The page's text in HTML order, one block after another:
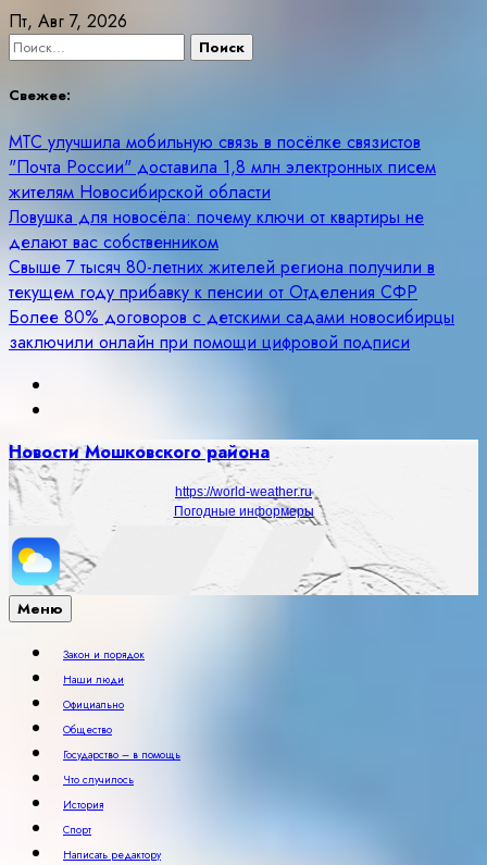
Skip
to
Пт, Авг 7, 2026
Найти:
Свежее:
МТС улучшила мобильную связь в посёлке связистов
"Почта России" доставила 1,8 млн электронных писем
жителям Новосибирской области
Ловушка для новосёла: почему ключи от квартиры не
делают вас собственником
Свыше 7 тысяч 80-летних жителей региона получили в
текущем году прибавку к пенсии от Отделения СФР
Более 80% договоров с детскими садами новосибирцы
заключили онлайн при помощи цифровой подписи
Новости Мошковского района
https://world-weather.ru
Погодные информеры
Меню
Закон и порядок
Наши люди
Официально
Общество
Государство – в помощь
Что случилось
История
Спорт
Написать редактору